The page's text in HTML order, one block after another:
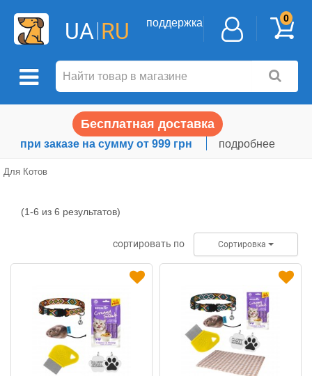
UA RU поддержка 0
Бесплатная доставка
при заказе на сумму от 999 грн подробнее
Для Котов
Для
(1-6 из 6 результатов)
сортировать по Сортировка